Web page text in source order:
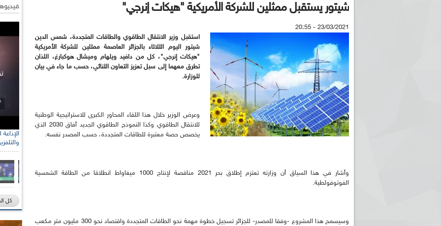
شيتور يستقبل ممثلين للشركة الأمريكية "هيكات إنرجي"
23/03/2021 - 20:55
استقبل وزير الانتقال الطاقوي والطاقات المتجددة، شمس الدين
شيتور اليوم الثلاثاء بالجزائر العاصمة ممثلين للشركة الأمريكية
"هيكات إنرجي"، كل من دافيد ويلهام وميشال هوكبارغ، اللذان
تطرق معهما إلى سبل تعزيز التعاون الثنائي، حسب ما جاء في بيان
للوزارة.
وعرض الوزير خلال هذا اللقاء المحاور الكبرى للاستراتيجية الوطنية
للانتقال الطاقوي وكذا النموذج الطاقوي الجديد أفاق 2030 الذي
يخصص حصة معتبرة للطاقات المتجددة، حسب المصدر نفسه.
وأشار في هذا السياق أن وزارته تعتزم إطلاق بحر 2021 مناقصة لإنتاج 1000 ميغاواط انطلاقا من الطاقة الشمسية
الفوتوفولطية.
وسيسمح هذا المشروع -وفقا للمصدر- للجزائر تسجيل خطوة مهمة نحو الطاقات المتجددة واقتصاد نحو 300 مليون متر مكعب
كل